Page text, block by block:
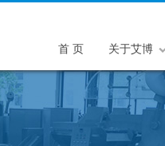
关于艾博
首 页